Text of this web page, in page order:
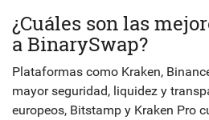
¿Cuáles son las
a BinarySwap?
Plataformas como Kraken,
mayor seguridad, liquidez y
europeos, Bitstamp y Kraken Pro